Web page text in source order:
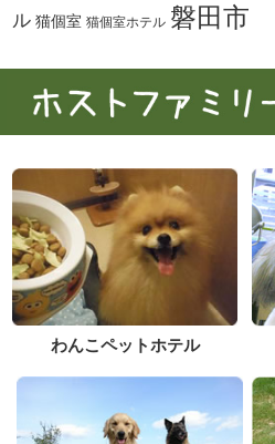
ル 猫個室 猫個室ホテル 磐田市
わんこペットホテル